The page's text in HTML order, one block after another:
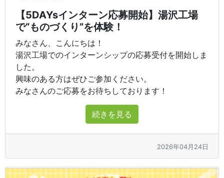
【5DAYsインターン応募開始】湯沢工場
で“ものづくり”を体験！
みなさん、こんにちは！
湯沢工場でのインターンシップの応募受付を開始しま
した。
興味のある方はぜひご参加ください。
みなさんのご応募をお待ちしております！
続きを見る
2026年04月24日